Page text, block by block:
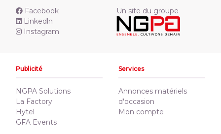
Facebook
Linkedln
Instagram
Un site du groupe
Publicité
NGPA Solutions
La Factory
Hytel
GFA Events
Services
Annonces matériels
d'occasion
Mon compte